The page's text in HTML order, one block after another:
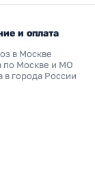
и оплата
в Москве
по Москве и МО
в города России